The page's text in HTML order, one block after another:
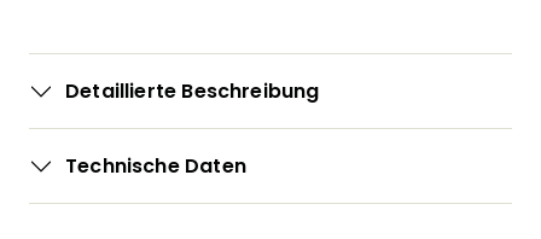
Detaillierte Beschreibung
Technische Daten